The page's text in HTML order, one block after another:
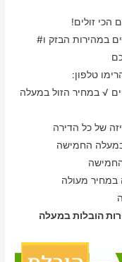
הכי זולים!
במהירות הבזק ו#
טלפון:
√ במחיר הזול במעלה
של כל הדירה
במעלה החמישה
מעולה
הובלות במעלה